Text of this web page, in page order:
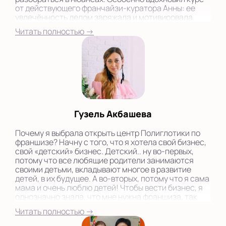
от действующего франчайзи-куратора Анны: ее
увлечённость делом заряжала и мотивировала.
Читать полностью →
Гузель Акбашева
Почему я выбрала открыть центр Полиглотики по
франшизе? Начну с того, что я хотела свой бизнес,
свой «детский» бизнес. Детский.. ну во-первых,
потому что все любящие родители занимаются
своими детьми, вкладывают многое в развитие
детей, в их будущее. А во-вторых, потому что я сама
мама и очень люблю детей! Чтобы вести бизнес, я
однозначно знала, что мне нужна франшиза, так
как опыт управления бизнеса отсутствовал....
Читать полностью →